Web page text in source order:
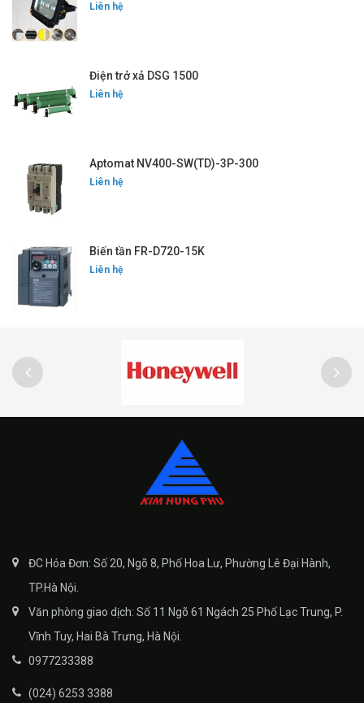
Liên hệ
Điện trở xả DSG 1500
Liên hệ
Aptomat NV400-SW(TD)-3P-300
Liên hệ
Biến tần FR-D720-15K
Liên hệ
ĐC Hóa Đơn: Số 20, Ngõ 8, Phố Hoa Lư, Phường Lê Đại Hành,
TP.Hà Nội.
Văn phòng giao dịch: Số 11 Ngõ 61 Ngách 25 Phố Lạc Trung, P.
Vĩnh Tuy, Hai Bà Trưng, Hà Nội.
0977233388
(024) 6253 3388